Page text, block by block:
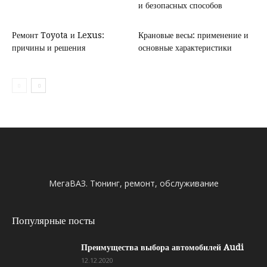
и безопасных способов
Ремонт Toyota и Lexus:
причины и решения
Крановые весы: применение и
основные характеристики
МегаВАЗ. Тюнинг, ремонт, обслуживание
Популярные посты
Преимущества выбора автомобилей Audi
12.12.2020